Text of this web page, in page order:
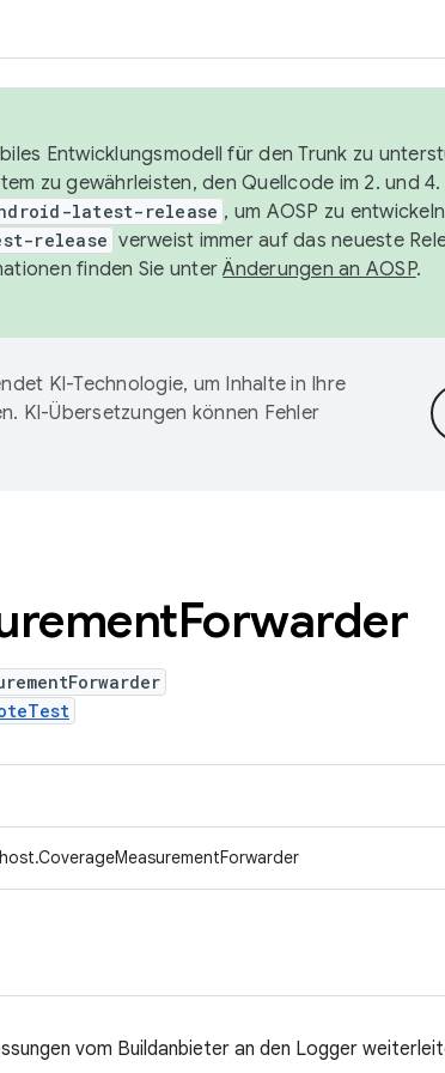
Entwicklungsmodell für den Trunk zu
zu gewährleisten, den Quellcode im 2. und 4.
latest-release , um AOSP zu
release verweist immer auf das neueste
finden Sie unterÄnderungen an AOSP.
KI-Technologie, um Inhalte in Ihre
KI-Übersetzungen können Fehler
Forwarder
vom Buildanbieter an den Logger